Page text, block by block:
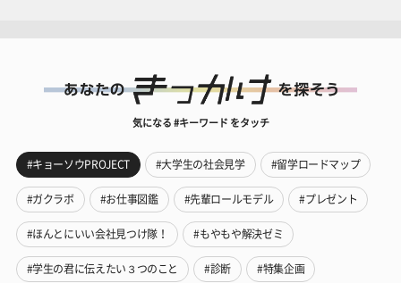
気になる #キーワード をタッチ
#キョーソウPROJECT #大学生の社会見学 #留学ロードマップ
#ガクラボ #お仕事図鑑 #先輩ロールモデル #プレゼント
#ほんとにいい会社見つけ隊！ #もやもや解決ゼミ
#学生の君に伝えたい３つのこと #診断 #特集企画